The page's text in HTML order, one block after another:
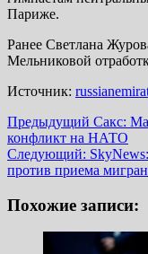
Париже.
Ранее Светлана
Мельниковой
Источник:
Навигация
записи
Предыдущий Сакс:
конфликт на НАТО
Следующий:
против приема
Похожие записи: